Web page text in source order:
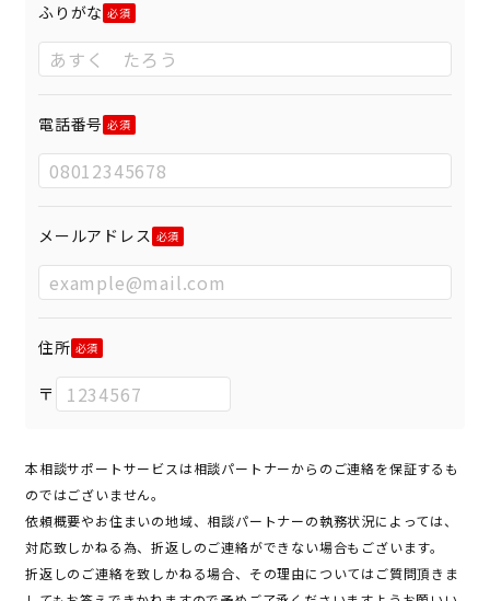
ふりがな
電話番号
メールアドレス
住所
〒
本相談サポートサービスは相談パートナーからのご連絡を保証するも
のではございません。
依頼概要やお住まいの地域、相談パートナーの執務状況によっては、
対応致しかねる為、折返しのご連絡ができない場合もございます。
折返しのご連絡を致しかねる場合、その理由についてはご質問頂きま